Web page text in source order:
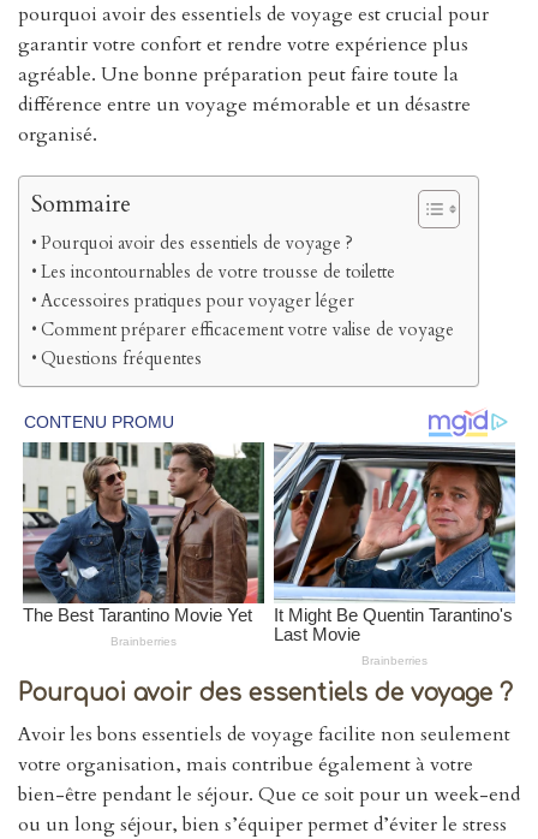
pourquoi avoir des essentiels de voyage est crucial pour
garantir votre confort et rendre votre expérience plus
agréable. Une bonne préparation peut faire toute la
différence entre un voyage mémorable et un désastre
organisé.
Sommaire
Pourquoi avoir des essentiels de voyage ?
Les incontournables de votre trousse de toilette
Accessoires pratiques pour voyager léger
Comment préparer efficacement votre valise de voyage
Questions fréquentes
Pourquoi avoir des essentiels de voyage ?
Avoir les bons essentiels de voyage facilite non seulement
votre organisation, mais contribue également à votre
bien-être pendant le séjour. Que ce soit pour un week-end
ou un long séjour, bien s’équiper permet d’éviter le stress